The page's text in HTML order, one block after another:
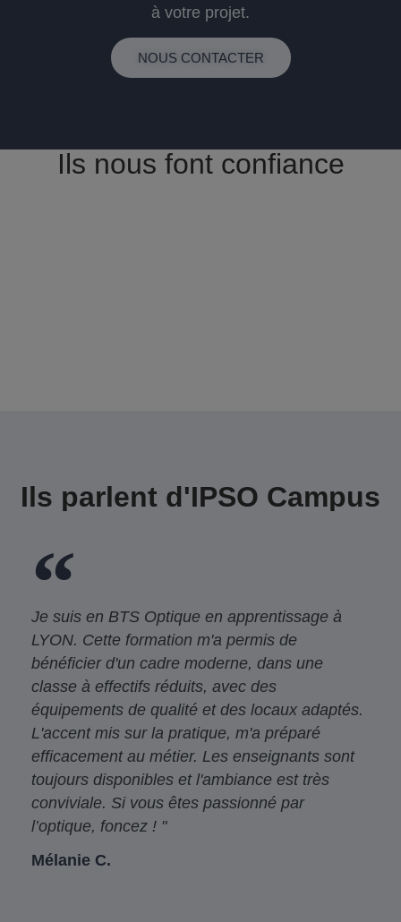
à votre projet.
NOUS CONTACTER
Ils nous font confiance
Ils parlent d'IPSO Campus
Je suis en BTS Optique en apprentissage à
LYON. Cette formation m'a permis de
bénéficier d'un cadre moderne, dans une
classe à effectifs réduits, avec des
équipements de qualité et des locaux adaptés.
L'accent mis sur la pratique, m'a préparé
efficacement au métier. Les enseignants sont
toujours disponibles et l'ambiance est très
conviviale. Si vous êtes passionné par
l’optique, foncez ! "
Mélanie C.